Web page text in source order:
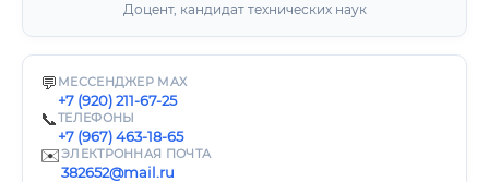
Доцент, кандидат технических наук
💬 МЕССЕНДЖЕР MAX
+7 (920) 211-67-25
📞ТЕЛЕФОНЫ
+7 (967) 463-18-65
✉️ЭЛЕКТРОННАЯ ПОЧТА
382652@mail.ru